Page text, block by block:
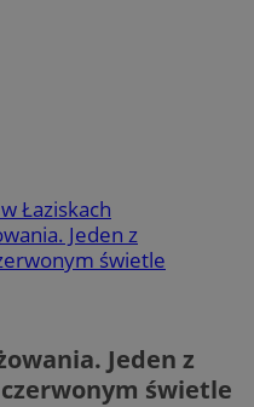
Łaziskach
Jeden z
świetle
Jeden z
świetle